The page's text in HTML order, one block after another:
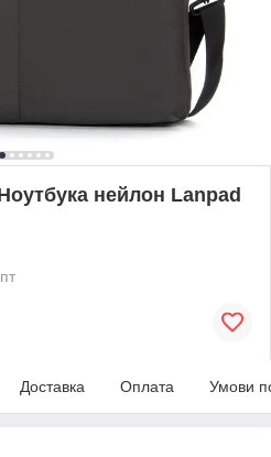
нейлон Lanpad
Доставка Оплата Умови